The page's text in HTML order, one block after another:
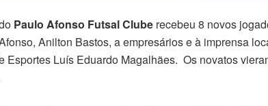
Paulo Afonso Futsal Clube recebeu 8 novos
Anilton Bastos, a empresários e à imprensa
Esportes Luís Eduardo Magalhães. Os novatos